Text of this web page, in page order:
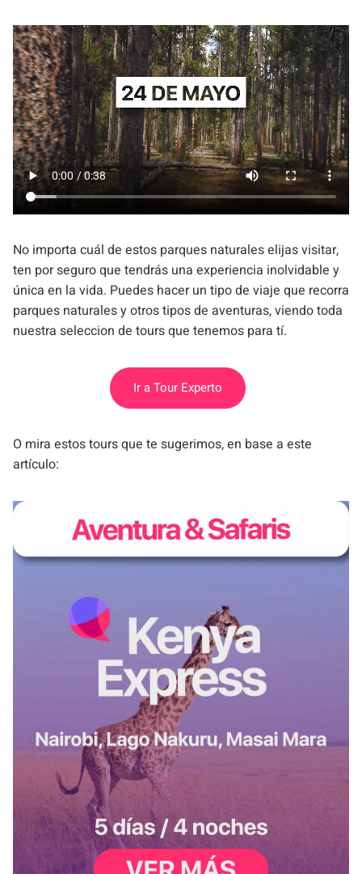
No importa cuál de estos parques naturales elijas visitar,
ten por seguro que tendrás una experiencia inolvidable y
única en la vida. Puedes hacer un tipo de viaje que recorra
parques naturales y otros tipos de aventuras, viendo toda
nuestra seleccion de tours que tenemos para tí.
Ir a Tour Experto
O mira estos tours que te sugerimos, en base a este
artículo: